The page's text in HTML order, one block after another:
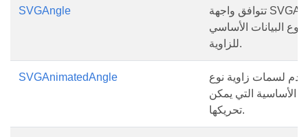
SVGAngle
تتوافق واجهة SVGAngle
نوع البيانات الأساسي
للزاوية.
SVGAnimatedAngle
لسمات زاوية نوع
الأساسية التي يمكن
تحريكها.